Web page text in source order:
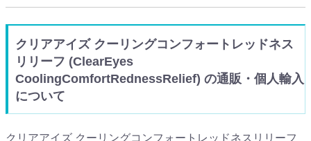
クリアアイズ クーリングコンフォートレッドネス
リリーフ (ClearEyes
CoolingComfortRednessRelief) の通販・個人輸入
について
クリアアイズ クーリングコンフォートレッドネスリリーフ